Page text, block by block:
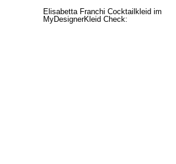
Elisabetta Franchi Cocktailkleid im
MyDesignerKleid Check: